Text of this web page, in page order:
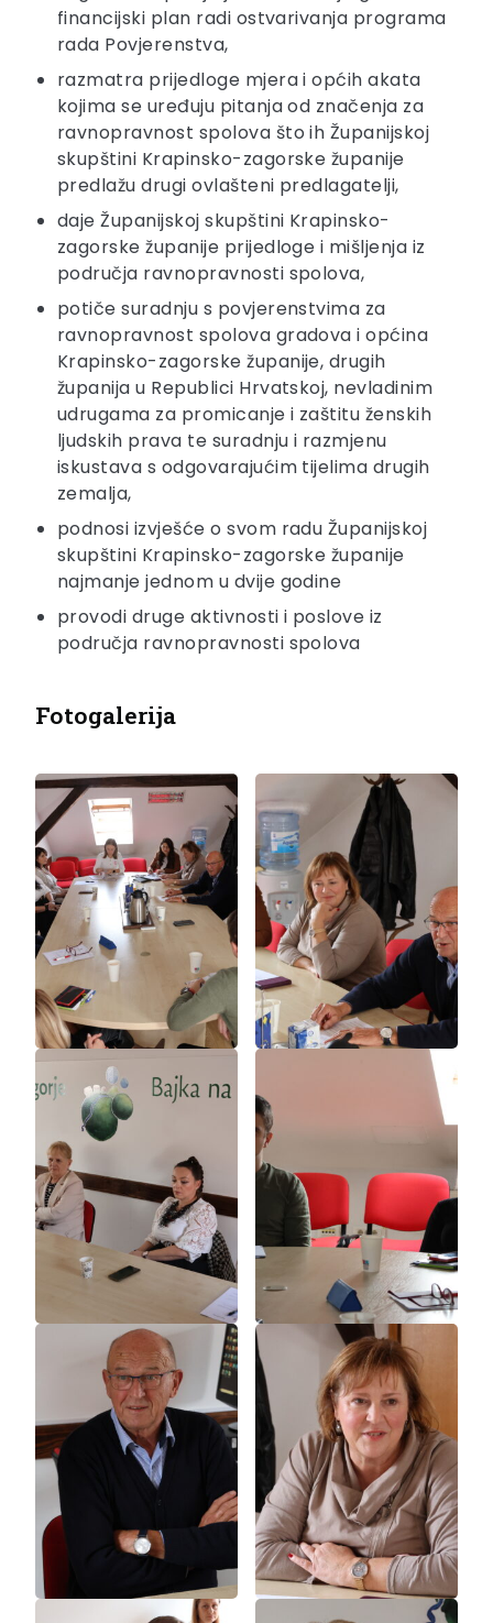
financijski plan radi ostvarivanja programa
rada Povjerenstva,
razmatra prijedloge mjera i općih akata
kojima se uređuju pitanja od značenja za
ravnopravnost spolova što ih Županijskoj
skupštini Krapinsko-zagorske županije
predlažu drugi ovlašteni predlagatelji,
daje Županijskoj skupštini Krapinsko-
zagorske županije prijedloge i mišljenja iz
područja ravnopravnosti spolova,
potiče suradnju s povjerenstvima za
ravnopravnost spolova gradova i općina
Krapinsko-zagorske županije, drugih
županija u Republici Hrvatskoj, nevladinim
udrugama za promicanje i zaštitu ženskih
ljudskih prava te suradnju i razmjenu
iskustava s odgovarajućim tijelima drugih
zemalja,
podnosi izvješće o svom radu Županijskoj
skupštini Krapinsko-zagorske županije
najmanje jednom u dvije godine
provodi druge aktivnosti i poslove iz
područja ravnopravnosti spolova
Fotogalerija